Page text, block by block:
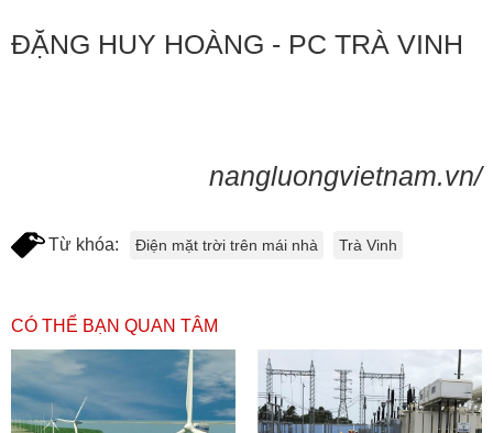
ĐẶNG HUY HOÀNG - PC TRÀ VINH
nangluongvietnam.vn/
Từ khóa: Điện mặt trời trên mái nhà Trà Vinh
CÓ THỂ BẠN QUAN TÂM